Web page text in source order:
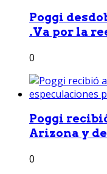
Poggi
.Va por la
0
Poggi
Arizona y
0